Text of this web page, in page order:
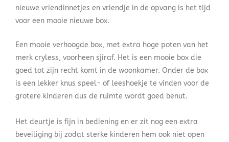
nieuwe vriendinnetjes en vriendje in de opvang is het tijd
voor een mooie nieuwe box.
Een mooie verhoogde box, met extra hoge poten van het
merk cryless, voorheen sjiraf. Het is een mooie box die
goed tot zijn recht komt in de woonkamer. Onder de box
is een lekker knus speel- of leeshoekje te vinden voor de
grotere kinderen dus de ruimte wordt goed benut.
Het deurtje is fijn in bediening en er zit nog een extra
beveiliging bij zodat sterke kinderen hem ook niet open